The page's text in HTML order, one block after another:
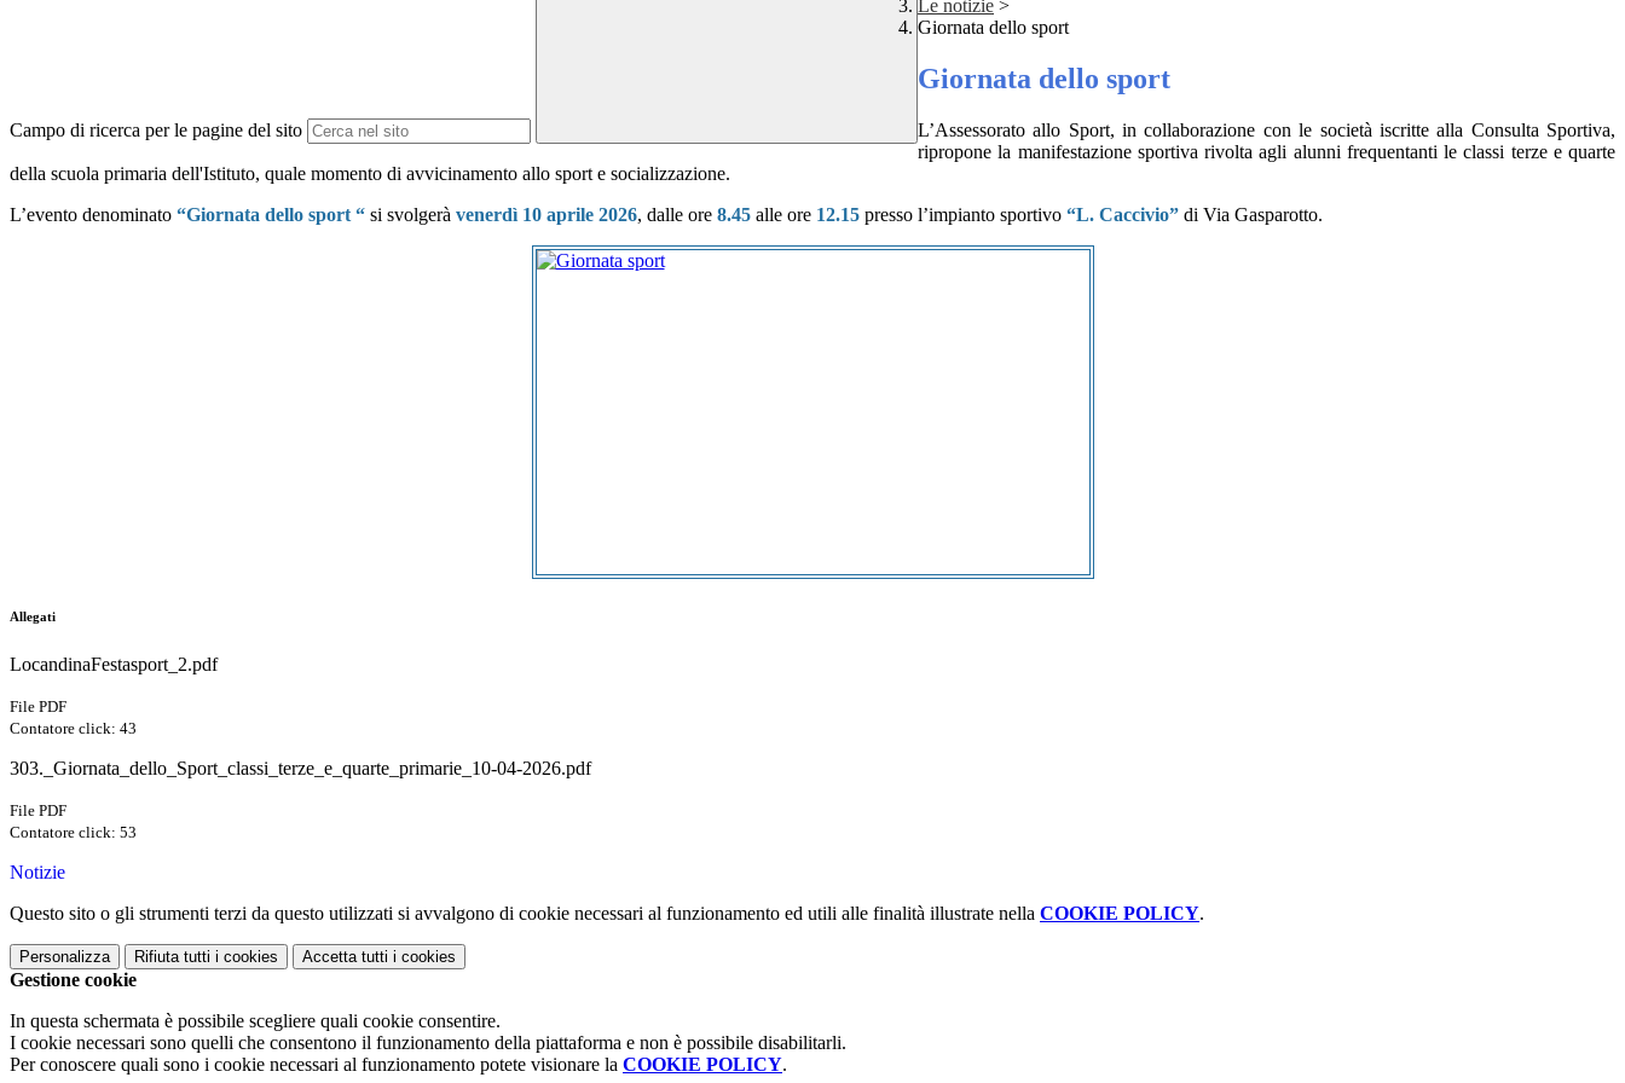
Campo di ricerca per le pagine del sito
Le notizie >
Giornata dello sport
Giornata dello sport
L’Assessorato allo Sport, in collaborazione con le società iscritte alla Consulta Sportiva,
ripropone la manifestazione sportiva rivolta agli alunni frequentanti le classi terze e quarte
della scuola primaria dell'Istituto, quale momento di avvicinamento allo sport e socializzazione.
L’evento denominato “Giornata dello sport “ si svolgerà venerdì 10 aprile 2026, dalle ore 8.45 alle ore 12.15 presso l’impianto sportivo “L. Caccivio” di Via Gasparotto.
Allegati
LocandinaFestasport_2.pdf
File PDF
Contatore click: 43
303._Giornata_dello_Sport_classi_terze_e_quarte_primarie_10-04-2026.pdf
File PDF
Contatore click: 53
Notizie
Questo sito o gli strumenti terzi da questo utilizzati si avvalgono di cookie necessari al funzionamento ed utili alle finalità illustrate nella COOKIE POLICY.
Personalizza Rifiuta tutti i cookies Accetta tutti i cookies
Gestione cookie
In questa schermata è possibile scegliere quali cookie consentire.
I cookie necessari sono quelli che consentono il funzionamento della piattaforma e non è possibile disabilitarli.
Per conoscere quali sono i cookie necessari al funzionamento potete visionare la COOKIE POLICY.